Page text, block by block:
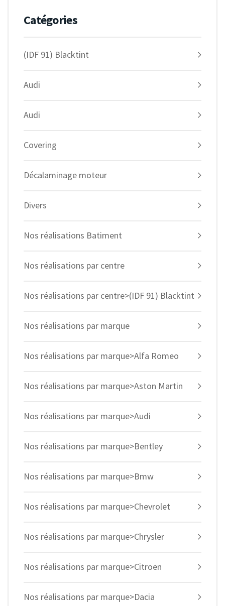
Catégories
(IDF 91) Blacktint
Audi
Audi
Covering
Décalaminage moteur
Divers
Nos réalisations Batiment
Nos réalisations par centre
Nos réalisations par centre>(IDF 91) Blacktint
Nos réalisations par marque
Nos réalisations par marque>Alfa Romeo
Nos réalisations par marque>Aston Martin
Nos réalisations par marque>Audi
Nos réalisations par marque>Bentley
Nos réalisations par marque>Bmw
Nos réalisations par marque>Chevrolet
Nos réalisations par marque>Chrysler
Nos réalisations par marque>Citroen
Nos réalisations par marque>Dacia